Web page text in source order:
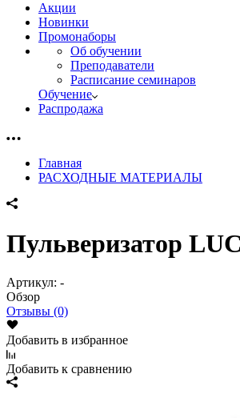
Акции
Новинки
Промонаборы
Об обучении
Преподаватели
Расписание семинаров
Обучение
Распродажа
Главная
РАСХОДНЫЕ МАТЕРИАЛЫ
Пульверизатор
Артикул: -
Обзор
Отзывы (0)
Добавить в избранное
Добавить к сравнению